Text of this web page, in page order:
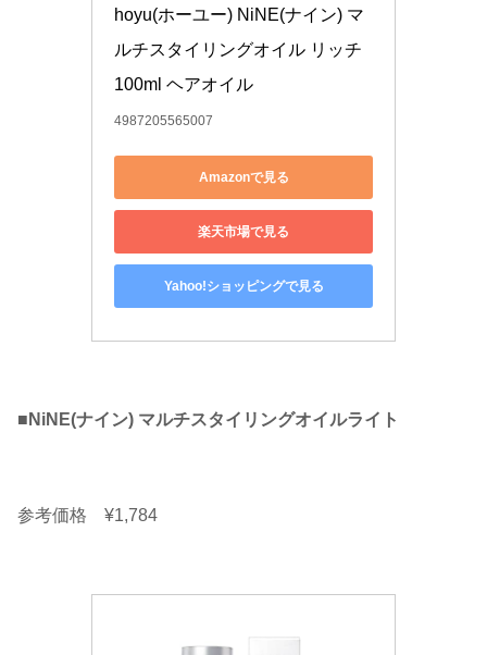
hoyu(ホーユー) NiNE(ナイン) マ
ルチスタイリングオイル リッチ
100ml ヘアオイル
4987205565007
Amazonで見る
楽天市場で見る
Yahoo!ショッピングで見る
■NiNE(ナイン) マルチスタイリングオイルライト
参考価格 ¥1,784